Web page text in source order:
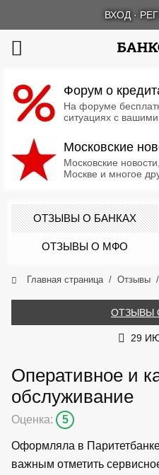
ВХОД ·
Форум о
На форуме
ситуациях с
Московские
Московские
Москве и многое
ОТЗЫВЫ О БАНКАХ
ОТЗЫВЫ О МФО
Главная страница Отзывы
ОТЗЫВЫ
29
Оперативное и
обслуживание
Оценка: 5
Оформляла в
важным отметить